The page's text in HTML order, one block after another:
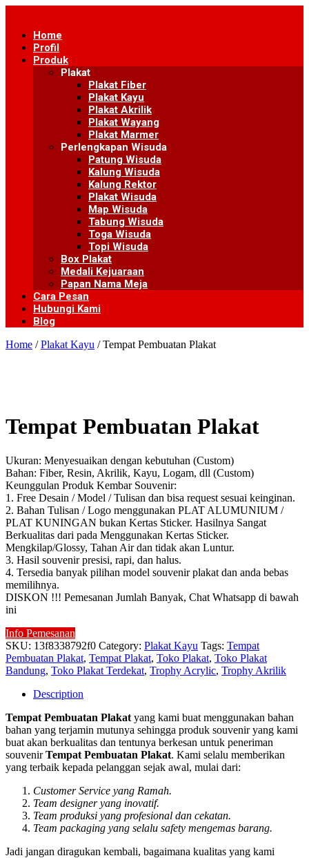
contentHome
Profil
Produk
Plakat
Plakat Fiber
Plakat Kayu
Plakat Akrilik
Plakat Wayang
Plakat Marmer
Perlengkapan Wisuda
Patung Wisuda
Kalung Wisuda
Kalung Rektor
Plakat Wisuda
Map Wisuda
Tabung Wisuda
Toga Wisuda
Topi Wisuda
Box Plakat
Medali Kejuaraan
Papan Nama Meja
Cara Pesan
Hubungi Kami
Blog
Home /Plakat Kayu / Tempat Pembuatan Plakat
Tempat Pembuatan Plakat
Ukuran: Menyesuaikan dengan kebutuhan (Custom)
Bahan: Fiber, Resin, Akrilik, Kayu, Logam, dll (Custom)
Keunggulan Produk Kembar Souvenir:
1. Free Desain / Model / Tulisan dan bisa request sesuai keinginan.
2. Bahan Tulisan / Logo menggunakan PLAT ALUMUNIUM /
PLAT KUNINGAN bukan Kertas Sticker. Hasilnya Sangat
Berkualitas dari pada Menggunakan Kertas Sticker.
Mengkilap/Glossy, Tahan Air dan tidak akan Luntur.
3. Hasil souvenir presisi, rapi, dan halus.
4. Tersedia banyak pilihan model souvenir plakat dan anda bebas
memilihnya.
DISKON !!! Pemesanan Jumlah Banyak, Chat Whatsapp di bawah
ini
Info Pemesanan
SKU: 13f8338792f0 Category: Plakat Kayu Tags: Tempat
Pembuatan Plakat, Tempat Plakat, Toko Plakat, Toko Plakat
Bandung, Toko Plakat Terdekat, Trophy Acrylic, Trophy Akrilik
Description
Tempat Pembuatan Plakat yang kami buat menggunakan bahan
bahan yang terjamin mutunya sehingga produk souvenir yang kami
buat akan berkualitas dan tentunya berkesan untuk peneriman
souvenirTempat Pembuatan Plakat. Kami selalu memberikan
yang terbaik kepada pelanggan sejak awal, mulai dari:
Customer Service yang Ramah.
Team designer yang inovatif.
Team produksi yang profesional dan cekatan.
Team packaging yang selalu safety mengemas barang.
Jadi jangan diragukan kembali, bagaimana kualitas yang kami